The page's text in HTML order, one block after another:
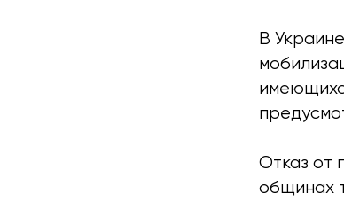
В
Отказ от
общинах